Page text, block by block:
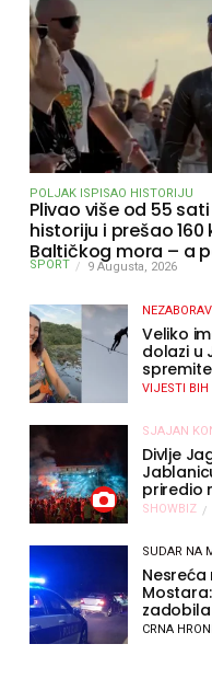
POLJAK ISPISAO HISTORIJU
Plivao više od 55
historiju i prešao 160
Baltičkog mora – a
djeci oboljeloj od raka
SPORT 9 Augusta, 2026
Veliko
dolazi u
VIJESTI BIH
SJAJAN
Divlje
priredio
SHOWBIZ
SUDAR NA
Nesreća
CRNA